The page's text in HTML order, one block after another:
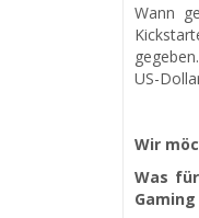
Wann
US-
Wir
Was